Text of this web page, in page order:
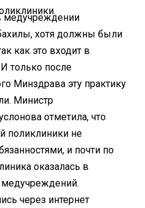
медучреждении
хотя должны были
как это входит в
только после
Минздрава эту практику
Министр
отметила, что
поликлиники не
и почти по
оказалась в
медучреждений.
через интернет